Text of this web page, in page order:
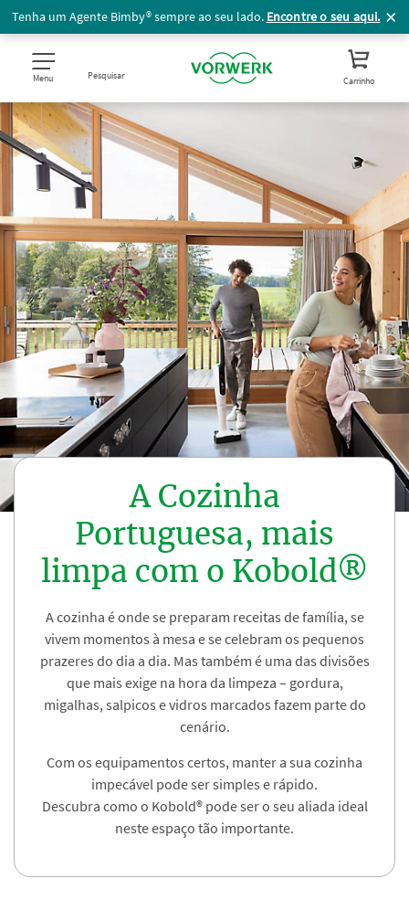
Tenha um Agente Bimby® sempre ao seu lado. Encontre o seu aqui.
Menu Pesquisar Carrinho
A Cozinha
Portuguesa, mais
limpa com o Kobold®
A cozinha é onde se preparam receitas de família, se
vivem momentos à mesa e se celebram os pequenos
prazeres do dia a dia. Mas também é uma das divisões
que mais exige na hora da limpeza – gordura,
migalhas, salpicos e vidros marcados fazem parte do
cenário.
Com os equipamentos certos, manter a sua cozinha
impecável pode ser simples e rápido.
Descubra como o Kobold® pode ser o seu aliada ideal
neste espaço tão importante.